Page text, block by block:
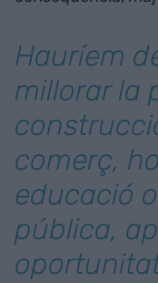
Hauríem
millorar la
comerç,
educació
pública,